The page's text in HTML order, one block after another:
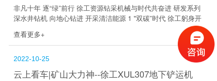
非凡十年 逐“绿”前行 徐工资源钻采机械与时代共奋进 研发系列
深水井钻机 向地心钻进 开采清洁能源 1 "双碳”时代 徐工躬身开
拓 随着国家加大对清洁能源等环保、新型可再生能源的开发利
用，深水井钻采设...
查看更多+
2022-10-25
云上看车|矿山大力神--徐工XUL307地下铲运机